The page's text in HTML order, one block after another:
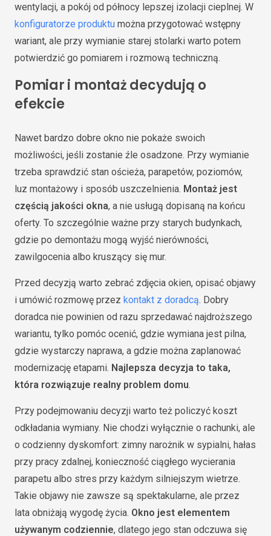
wentylacji, a pokój od północy lepszej izolacji cieplnej. W
konfiguratorze produktu można przygotować wstępny
wariant, ale przy wymianie starej stolarki warto potem
potwierdzić go pomiarem i rozmową techniczną.
Pomiar i montaż decydują o
efekcie
Nawet bardzo dobre okno nie pokaże swoich
możliwości, jeśli zostanie źle osadzone. Przy wymianie
trzeba sprawdzić stan ościeża, parapetów, poziomów,
luz montażowy i sposób uszczelnienia. Montaż jest
częścią jakości okna, a nie usługą dopisaną na końcu
oferty. To szczególnie ważne przy starych budynkach,
gdzie po demontażu mogą wyjść nierówności,
zawilgocenia albo kruszący się mur.
Przed decyzją warto zebrać zdjęcia okien, opisać objawy
i umówić rozmowę przez kontakt z doradcą. Dobry
doradca nie powinien od razu sprzedawać najdroższego
wariantu, tylko pomóc ocenić, gdzie wymiana jest pilna,
gdzie wystarczy naprawa, a gdzie można zaplanować
modernizację etapami. Najlepsza decyzja to taka,
która rozwiązuje realny problem domu.
Przy podejmowaniu decyzji warto też policzyć koszt
odkładania wymiany. Nie chodzi wyłącznie o rachunki, ale
o codzienny dyskomfort: zimny narożnik w sypialni, hałas
przy pracy zdalnej, konieczność ciągłego wycierania
parapetu albo stres przy każdym silniejszym wietrze.
Takie objawy nie zawsze są spektakularne, ale przez
lata obniżają wygodę życia. Okno jest elementem
używanym codziennie, dlatego jego stan odczuwa się